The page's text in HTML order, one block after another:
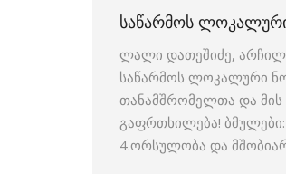
ᲡᲐᲬᲐᲠᲛᲝᲡ
ლალი დათეშიძე, არჩილ
საწარმოს ლოკალური
თანამშრომელთა და
გაფრთხილება!
4.ორსულობა და